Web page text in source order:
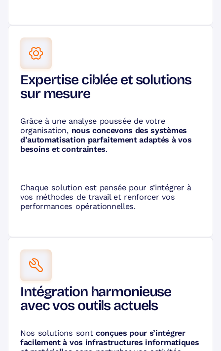
Expertise ciblée et solutions
sur mesure
Grâce à une analyse poussée de votre
organisation, nous concevons des systèmes
d’automatisation parfaitement adaptés à vos
besoins et contraintes.
Chaque solution est pensée pour s’intégrer à
vos méthodes de travail et renforcer vos
performances opérationnelles.
Intégration harmonieuse
avec vos outils actuels
Nos solutions sont conçues pour s’intégrer
facilement à vos infrastructures informatiques